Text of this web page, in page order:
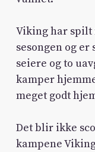
Viking har spilt
sesongen og
seiere og to
kamper
meget godt
Det blir ikke
kampene